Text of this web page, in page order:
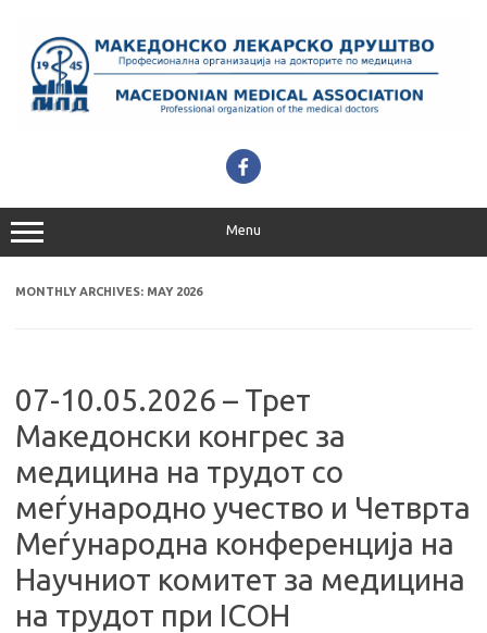
content
Menu
MONTHLY ARCHIVES: MAY 2026
07-10.05.2026 – Трет
Македонски конгрес за
медицина на трудот со
меѓународно учество и Четврта
Меѓународна конференција на
Научниот комитет за медицина
на трудот при ICOH